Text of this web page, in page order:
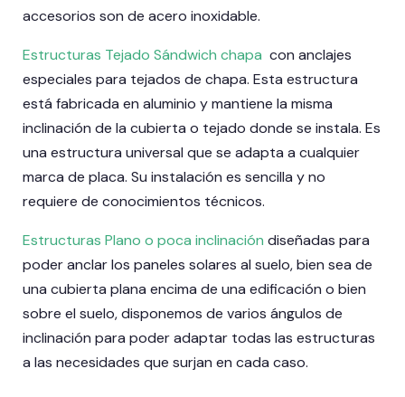
accesorios son de acero inoxidable.
Estructuras Tejado Sándwich chapa con anclajes
especiales para tejados de chapa. Esta estructura
está fabricada en aluminio y mantiene la misma
inclinación de la cubierta o tejado donde se instala. Es
una estructura universal que se adapta a cualquier
marca de placa. Su instalación es sencilla y no
requiere de conocimientos técnicos.
Estructuras Plano o poca inclinación diseñadas para
poder anclar los paneles solares al suelo, bien sea de
una cubierta plana encima de una edificación o bien
sobre el suelo, disponemos de varios ángulos de
inclinación para poder adaptar todas las estructuras
a las necesidades que surjan en cada caso.